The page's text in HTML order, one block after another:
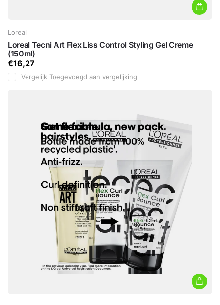
Loreal
Loreal Tecni Art Flex Liss Control Styling Gel Creme
(150ml)
€16,27
Vergelijk Toegevoegd aan vergelijking